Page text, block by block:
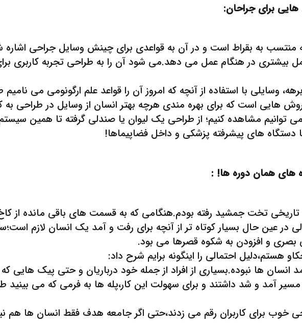
منتسب به بقراط است و در آن به قواعدی برای چینش وسایل جراحی
بیشتری در هنگام عمل می دهد.می شود آن را به طراحی تجربه کاربری
وسایلی با استفاده از آنچه که امروز آن را قواعد علم ارگونومی می
هایی است که برای بهره مندی هرچه بهتر انسان از وسایل در طراحی به
می توانیم مشاهده کنیم؛ از طراحی یک لیوان یا صندلی گرفته تا همین
دستگاه های پیشرفته پزشکی و داخل فضاپیماها!
های همان دوره ها! :
تاریخی تخت جمشید رفته بودم.هنگامی که به قسمت های باقی مانده از
عین حال بسیار کوتاه تر از آنچه برای رفت و آمد یک انسان لازم
بصری و افزودن به شکوه قصرها می بود.
هستم،دلیل احتمالی را اینگونه برایم شرح داد:
انسان ها نبوده.بسیاری از افراد از جمله خود درباریان و حتی پیک هایی
مسیر آمد و شد داشتند و برای سهولت این کار،پله ها به فرمی که می بینید
خوب برای کاربران رقم می زدند،حتی اگر جامعه هدف فقط انسان ها هم